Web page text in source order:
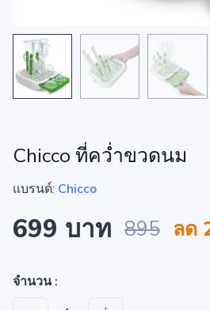
Chicco ที่คว่ำขวดนม
แบรนด์: Chicco
699 บาท 895 ลด
จำนวน :